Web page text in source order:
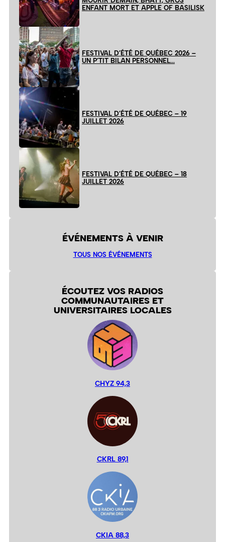
ENFANT MORT ET APPLE OF BASILISK
FESTIVAL D’ÉTÉ DE QUÉBEC 2026 –
UN P’TIT BILAN PERSONNEL…
FESTIVAL D’ÉTÉ DE QUÉBEC – 19
JUILLET 2026
FESTIVAL D’ÉTÉ DE QUÉBEC – 18
JUILLET 2026
ÉVÉNEMENTS À VENIR
TOUS NOS ÉVÉNEMENTS
ÉCOUTEZ VOS RADIOS
COMMUNAUTAIRES ET
UNIVERSITAIRES LOCALES
CHYZ 94,3
CKRL 89,1
CKIA 88,3